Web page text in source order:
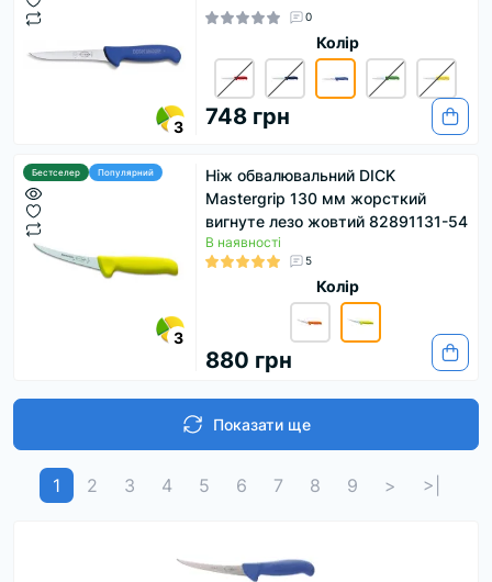
3
0
Колір
748 грн
Бестселер Популярний
3
Ніж обвалювальний DICK
Mastergrip 130 мм жорсткий
вигнуте лезо жовтий 82891131-54
В наявності
5
Колір
880 грн
Показати ще
1 2 3 4 5 6 7 8 9 > >|